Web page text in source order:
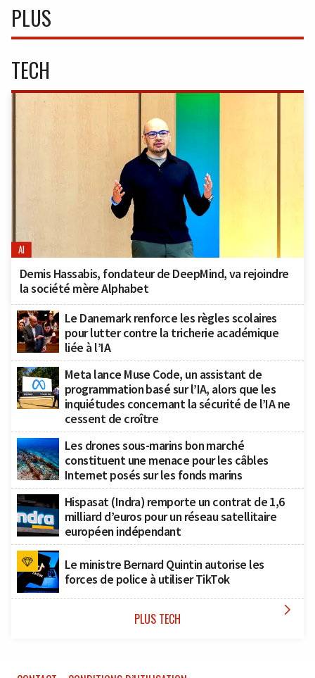
PLUS
TECH
AI
Demis Hassabis, fondateur de DeepMind, va rejoindre
la société mère Alphabet
Le Danemark renforce les règles scolaires
pour lutter contre la tricherie académique
liée à l’IA
Meta lance Muse Code, un assistant de
programmation basé sur l’IA, alors que les
inquiétudes concernant la sécurité de l’IA ne
cessent de croître
Les drones sous-marins bon marché
constituent une menace pour les câbles
Internet posés sur les fonds marins
Hispasat (Indra) remporte un contrat de 1,6
milliard d’euros pour un réseau satellitaire
européen indépendant
Le ministre Bernard Quintin autorise les
forces de police à utiliser TikTok
PLUS TECH 